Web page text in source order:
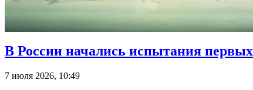
В России начались испытания
7 июля 2026, 10:49